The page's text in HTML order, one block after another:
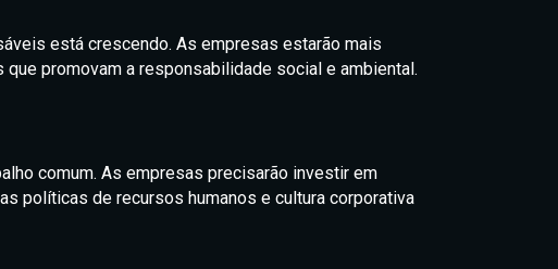
está crescendo. As empresas estarão mais
promovam a responsabilidade social e ambiental.
comum. As empresas precisarão investir em
políticas de recursos humanos e cultura corporativa